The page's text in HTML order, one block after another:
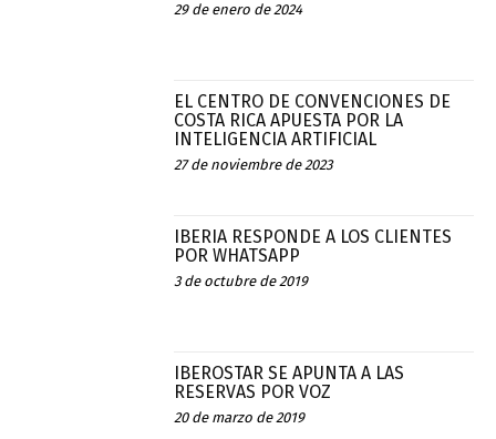
29 de enero de 2024
EL CENTRO DE CONVENCIONES DE
COSTA RICA APUESTA POR LA
INTELIGENCIA ARTIFICIAL
27 de noviembre de 2023
IBERIA RESPONDE A LOS CLIENTES
POR WHATSAPP
3 de octubre de 2019
IBEROSTAR SE APUNTA A LAS
RESERVAS POR VOZ
20 de marzo de 2019